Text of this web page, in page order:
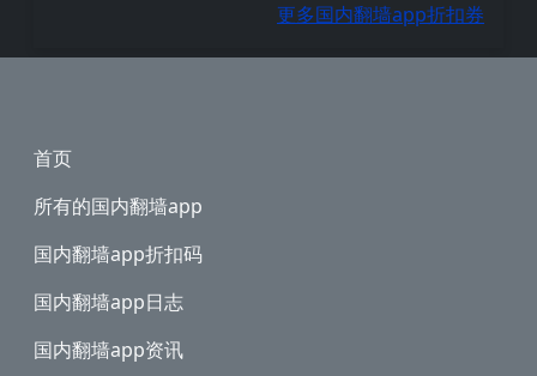
更多国内翻墙app折扣券
Footer
首页
所有的国内翻墙app
国内翻墙app折扣码
国内翻墙app日志
国内翻墙app资讯